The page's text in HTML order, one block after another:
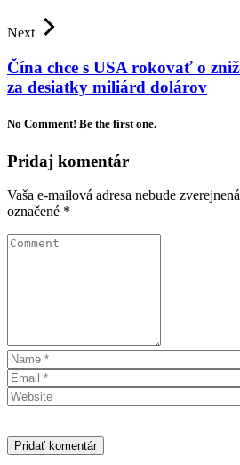
Next
Čína chce s USA rokovať o
za desiatky miliárd dolárov
No Comment! Be the first one.
Pridaj komentár
Vaša e-mailová adresa nebude
označené *